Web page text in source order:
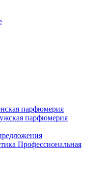
парфюмерия
парфюмерия
Профессиональная